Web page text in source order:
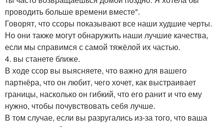
проводить больше времени вместе".
Говорят, что ссоры показывают все наши худшие черты.
Но они также могут обнаружить наши лучшие качества,
если мы справимся с самой тяжёлой их частью.
4. вы станете ближе.
В ходе ссор вы выясняете, что важно для вашего
партнёра, что он любит, чего хочет, как выстраивает
границы, насколько он гибкий, что его ранит и что ему
нужно, чтобы почувствовать себя лучше.
В том случае, если вы разругались из-за того, что ваша